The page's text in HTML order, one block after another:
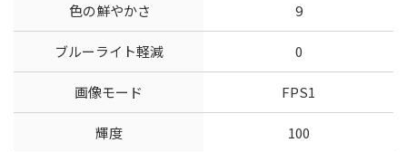
色の鮮やかさ 9
ブルーライト軽減 0
画像モード FPS1
輝度 100